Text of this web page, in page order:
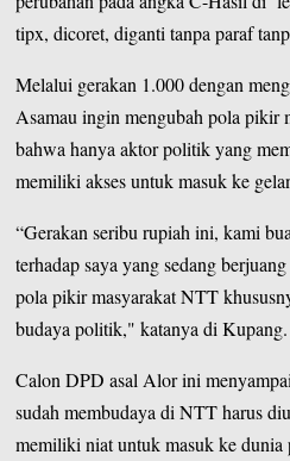
tipx, dicoret, diganti tanpa paraf
Melalui gerakan 1.000 dengan
Asamau ingin mengubah pola pikir
bahwa hanya aktor politik yang
memiliki akses untuk masuk ke
“Gerakan seribu rupiah ini, kami
terhadap saya yang sedang
pola pikir masyarakat NTT
budaya politik," katanya di Kupang.
Calon DPD asal Alor ini
sudah membudaya di NTT harus
memiliki niat untuk masuk ke